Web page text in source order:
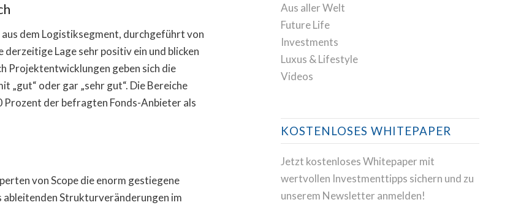
dem Logistiksegment, durchgeführt von
Lage sehr positiv ein und blicken
Projektentwicklungen geben sich die
„gut“ oder gar „sehr gut“. Die Bereiche
Prozent der befragten Fonds-Anbieter als
von Scope die enorm gestiegene
ableitenden Strukturveränderungen im
Aus aller Welt
Future Life
Investments
Luxus & Lifestyle
Videos
KOSTENLOSES WHITEPAPER
Jetzt kostenloses Whitepaper mit
wertvollen Investmenttipps sichern und zu
unserem Newsletter anmelden!